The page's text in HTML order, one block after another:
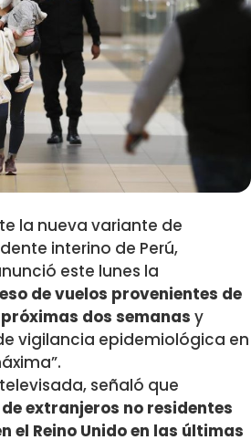
la nueva variante de
interino de Perú,
este lunes la
de vuelos provenientes de
dos semanas y
vigilancia epidemiológica en
señaló que
extranjeros no residentes
el Reino Unido en las últimas